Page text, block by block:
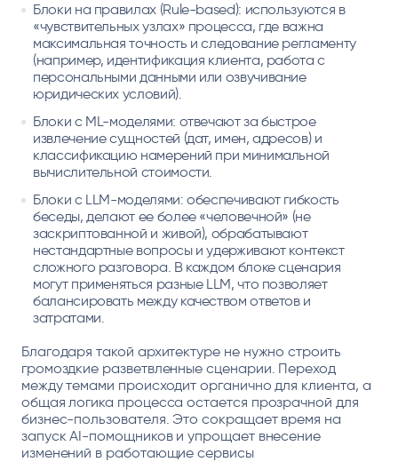
Блоки на правилах (Rule-based): используются в
«чувствительных узлах» процесса, где важна
максимальная точность и следование регламенту
(например, идентификация клиента, работа с
персональными данными или озвучивание
юридических условий).
Блоки с ML-моделями: отвечают за быстрое
извлечение сущностей (дат, имен, адресов) и
классификацию намерений при минимальной
вычислительной стоимости.
Блоки с LLM-моделями: обеспечивают гибкость
беседы, делают ее более «человечной» (не
заскриптованной и живой), обрабатывают
нестандартные вопросы и удерживают контекст
сложного разговора. В каждом блоке сценария
могут применяться разные LLM, что позволяет
балансировать между качеством ответов и
затратами.
Благодаря такой архитектуре не нужно строить
громоздкие разветвленные сценарии. Переход
между темами происходит органично для клиента, а
общая логика процесса остается прозрачной для
бизнес-пользователя. Это сокращает время на
запуск AI-помощников и упрощает внесение
изменений в работающие сервисы